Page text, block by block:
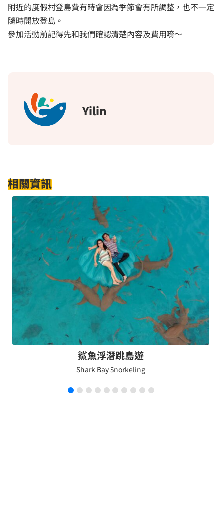
附近的度假村登島費有時會因為季節會有所調整，也不一定
隨時開放登島。
參加活動前記得先和我們確認清楚內容及費用唷～
Yilin
相關資訊
鯊魚浮潛跳島遊
Shark Bay Snorkeling